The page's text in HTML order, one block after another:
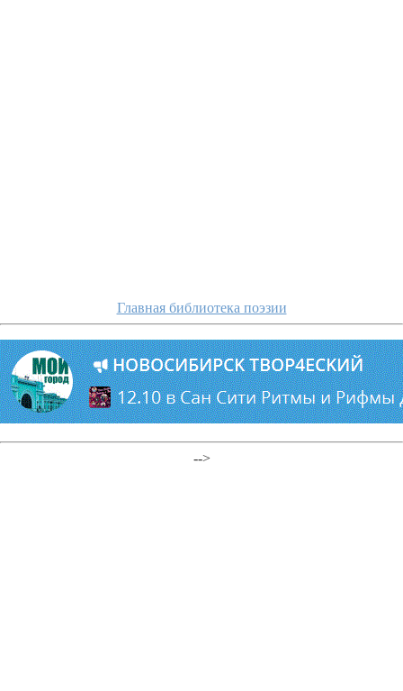
Главная библиотека поэзии
-->